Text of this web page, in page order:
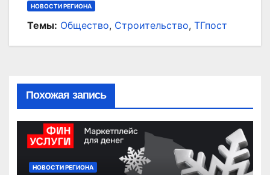
НОВОСТИ РЕГИОНА
Темы: Общество, Строительство, ТГпост
Похожая запись
НОВОСТИ РЕГИОНА